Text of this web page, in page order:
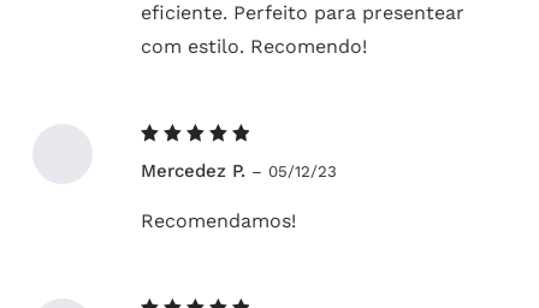
eficiente. Perfeito para presentear
com estilo. Recomendo!
5de 5
Mercedez P. – 05/12/23
Recomendamos!